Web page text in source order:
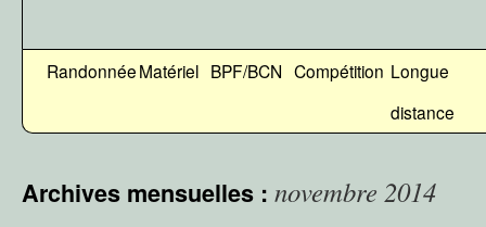
RandonnéeMatériel BPF/BCN Compétition Longue
distance
Archives mensuelles : novembre 2014